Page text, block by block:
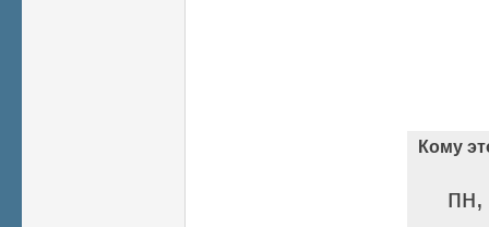
Кому